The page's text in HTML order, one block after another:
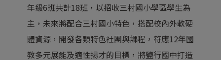
年級6班共計18班，以招收三村國小學區學生為
主，未來將配合三村國小特色，搭配校內外軟硬
體資源，開發各類特色社團與課程，符應12年國
教多元展能及適性揚才的目標，將鹽行國中打造